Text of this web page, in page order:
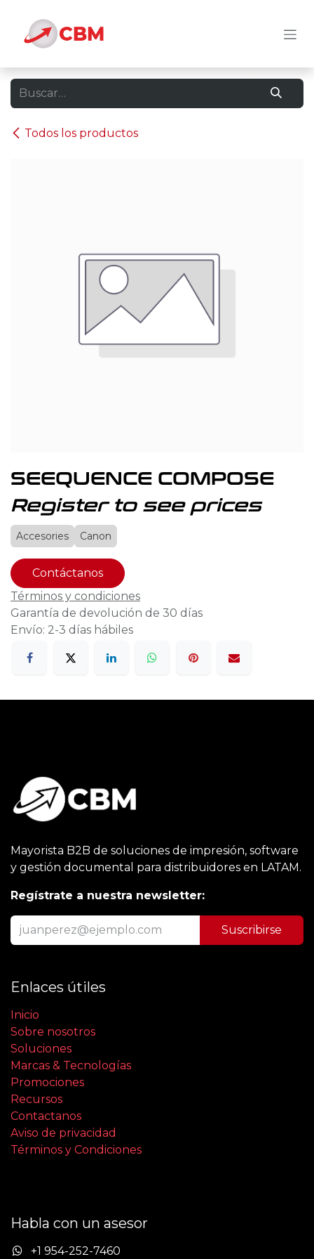
Todos los productos
SEEQUENCE COMPOSE
Register to see prices
Accesories Canon
Contáctanos
Términos y condiciones
Garantía de devolución de 30 días
Envío: 2-3 días hábiles
Mayorista B2B de soluciones de impresión, software
y gestión documental para distribuidores en LATAM.
Regístrate a nuestra newsletter:
Suscribirse
Enlaces útiles
Inicio
Sobre nosotros
Soluciones
Marcas & Tecnologías
Promociones
Recursos
Contactanos
Aviso de privacidad
Términos y Condiciones
Habla con un asesor
+1 954-252-7460